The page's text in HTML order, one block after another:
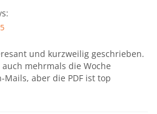
und kurzweilig geschrieben.
mehrmals die Woche
Mails, aber die PDF ist top